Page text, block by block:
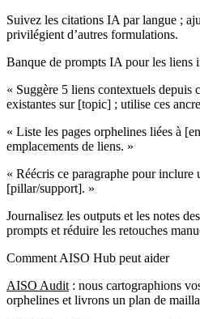
Suivez les citations IA par langue ;
privilégient d’autres formulations.
Banque de prompts IA pour les liens
« Suggère 5 liens contextuels depuis
existantes sur [topic] ; utilise ces
« Liste les pages orphelines liées à
emplacements de liens. »
« Réécris ce paragraphe pour inclure
[pillar/support]. »
Journalisez les outputs et les notes
prompts et réduire les retouches
Comment AISO Hub peut aider
AISO Audit : nous cartographions
orphelines et livrons un plan de